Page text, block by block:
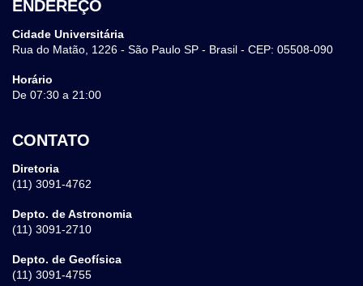
ENDEREÇO
Cidade Universitária
Rua do Matão, 1226 - São Paulo SP - Brasil - CEP: 05508-090
Horário
De 07:30 a 21:00
CONTATO
Diretoria
(11) 3091-4762
Depto. de Astronomia
(11) 3091-2710
Depto. de Geofísica
(11) 3091-4755